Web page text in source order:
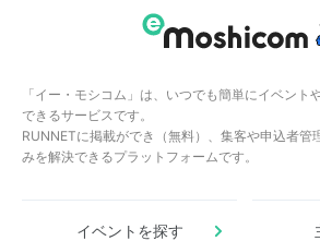
「イー・モシコム」は、いつでも簡単にイベント
できるサービスです。
RUNNETに掲載ができ（無料）、集客や申込者管
みを解決できるプラットフォームです。
イベントを探す